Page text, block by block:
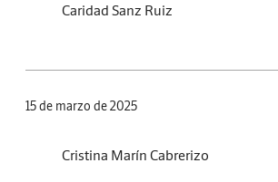
Caridad Sanz Ruiz
15 de marzo de 2025
Cristina Marín Cabrerizo